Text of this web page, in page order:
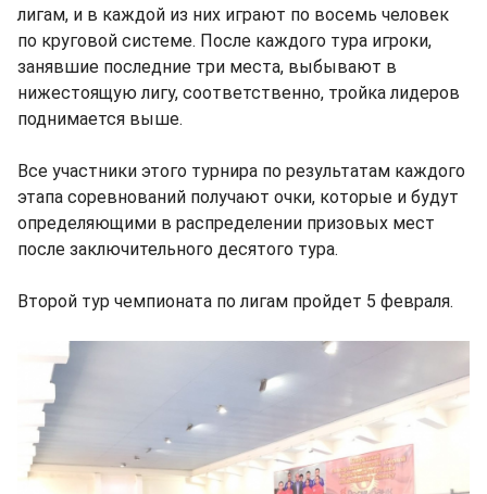
лигам, и в каждой из них играют по восемь человек
по круговой системе. После каждого тура игроки,
занявшие последние три места, выбывают в
нижестоящую лигу, соответственно, тройка лидеров
поднимается выше.
Все участники этого турнира по результатам каждого
этапа соревнований получают очки, которые и будут
определяющими в распределении призовых мест
после заключительного десятого тура.
Второй тур чемпионата по лигам пройдет 5 февраля.